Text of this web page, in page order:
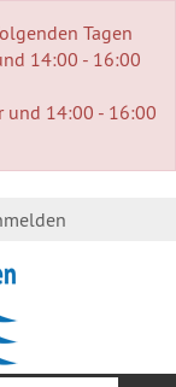
Tagen
14:00 - 16:00
und 14:00 - 16:00